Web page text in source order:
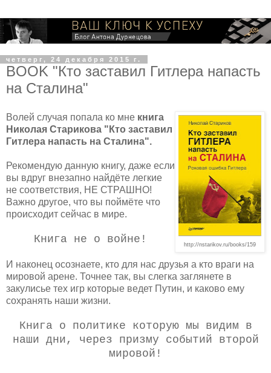
четверг, 24 декабря 2015 г.
BOOK "Кто заставил Гитлера напасть
на Сталина"
http://nstarikov.ru/books/159
Волей случая попала ко мне книга
Николая Старикова "Кто заставил
Гитлера напасть на Сталина".
Рекомендую данную книгу, даже если
вы вдруг внезапно найдёте легкие
не соответствия, НЕ СТРАШНО!
Важно другое, что вы поймёте что
происходит сейчас в мире.
Книга не о войне!
И наконец осознаете, кто для нас друзья а кто враги на
мировой арене. Точнее так, вы слегка заглянете в
закулисье тех игр которые ведет Путин, и каково ему
сохранять наши жизни.
Книга о политике которую мы видим в
наши дни, через призму событий второй
мировой!